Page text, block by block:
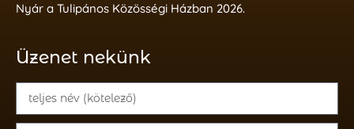
Nyár a Tulipános Közösségi Házban 2026.
Üzenet nekünk